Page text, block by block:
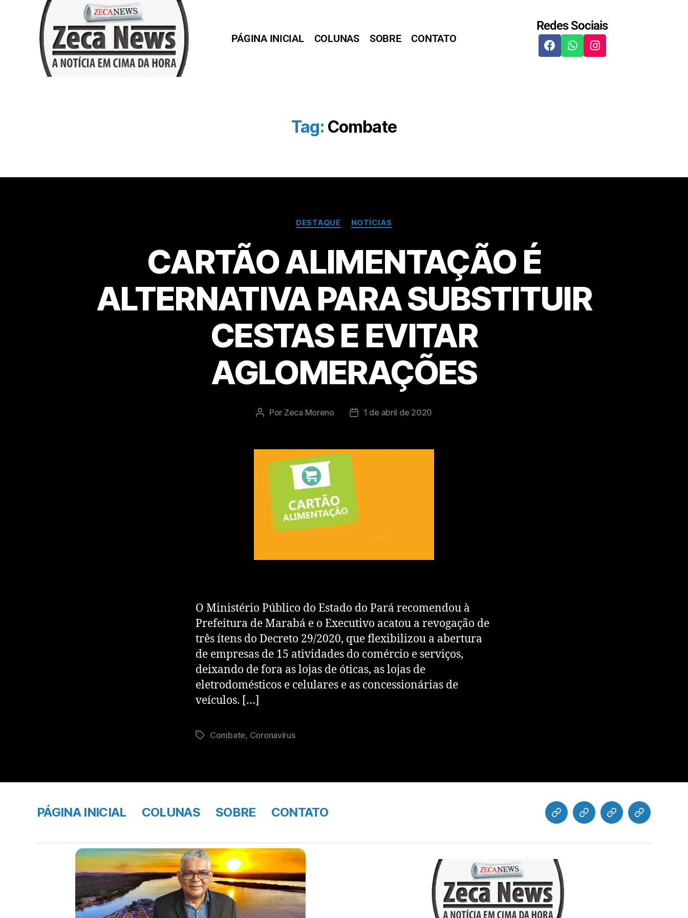
PÁGINA INICIAL COLUNAS SOBRE CONTATO
Redes Sociais
Tag: Combate
DESTAQUE NOTÍCIAS
CARTÃO ALIMENTAÇÃO É
ALTERNATIVA PARA SUBSTITUIR
CESTAS E EVITAR
AGLOMERAÇÕES
Por Zeca Moreno 1 de abril de 2020
O Ministério Público do Estado do Pará recomendou à
Prefeitura de Marabá e o Executivo acatou a revogação de
três ítens do Decreto 29/2020, que flexibilizou a abertura
de empresas de 15 atividades do comércio e serviços,
deixando de fora as lojas de óticas, as lojas de
eletrodomésticos e celulares e as concessionárias de
veículos. […]
Combate, Coronavírus
PÁGINA INICIAL COLUNAS SOBRE CONTATO